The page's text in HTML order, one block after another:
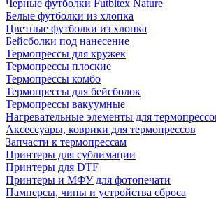
Черные футболки Futbitex Nature
Белые футболки из хлопка
Цветные футболки из хлопка
Бейсболки под нанесение
Термопрессы для кружек
Термопрессы плоские
Термопрессы комбо
Термопрессы для бейсболок
Термопрессы вакуумные
Нагревательные элементы для
Аксессуары, коврики для термопрессов
Запчасти к термопрессам
Принтеры для сублимации
Принтеры для DTF
Принтеры и МФУ для фотопечати
Памперсы, чипы и устройства сброса